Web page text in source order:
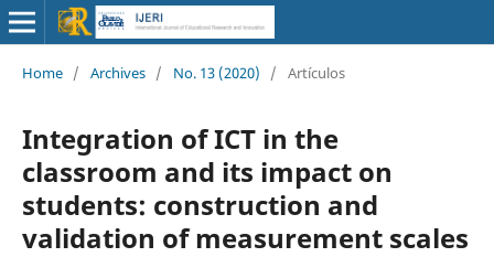
Home / Archives / No. 13 (2020) / Artículos
Integration of ICT in the
classroom and its impact on
students: construction and
validation of measurement scales